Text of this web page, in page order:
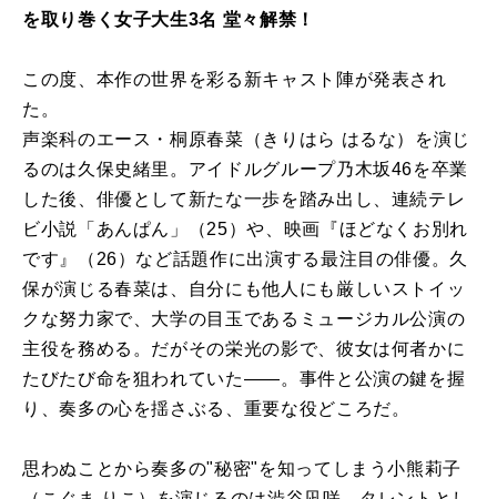
を取り巻く女子大生3名 堂々解禁！
この度、本作の世界を彩る新キャスト陣が発表され
た。
声楽科のエース・桐原春菜（きりはら はるな）を演じ
るのは久保史緒里。アイドルグループ乃木坂46を卒業
した後、俳優として新たな一歩を踏み出し、連続テレ
ビ小説「あんぱん」（25）や、映画『ほどなくお別れ
です』（26）など話題作に出演する最注目の俳優。久
保が演じる春菜は、自分にも他人にも厳しいストイッ
クな努力家で、大学の目玉であるミュージカル公演の
主役を務める。だがその栄光の影で、彼女は何者かに
たびたび命を狙われていた――。事件と公演の鍵を握
り、奏多の心を揺さぶる、重要な役どころだ。
思わぬことから奏多の"秘密"を知ってしまう小熊莉子